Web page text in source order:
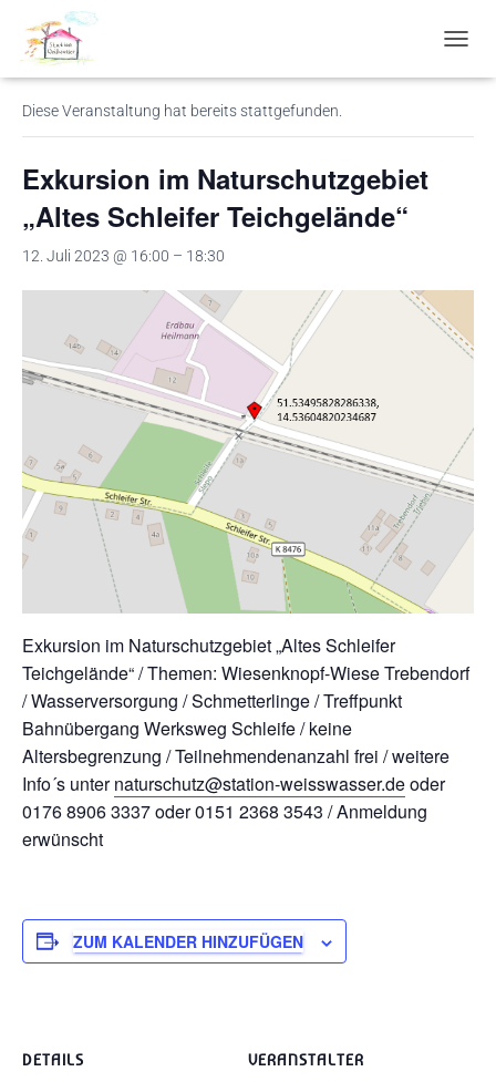
A
G
M
C
H
N
« Alle Veranstaltungen
Diese Veranstaltung hat bereits stattgefunden.
Exkursion im Naturschutzgebiet
„Altes Schleifer Teichgelände“
12. Juli 2023 @ 16:00 – 18:30
Exkursion im Naturschutzgebiet „Altes Schleifer
Teichgelände“ / Themen: Wiesenknopf-Wiese Trebendorf
/ Wasserversorgung / Schmetterlinge / Treffpunkt
Bahnübergang Werksweg Schleife / keine
Altersbegrenzung / Teilnehmendenanzahl frei / weitere
Info´s unternaturschutz@station-weisswasser.deoder
0176 8906 3337 oder 0151 2368 3543 / Anmeldung
erwünscht
ZUM KALENDER HINZUFÜGEN
DETAILS VERANSTALTER